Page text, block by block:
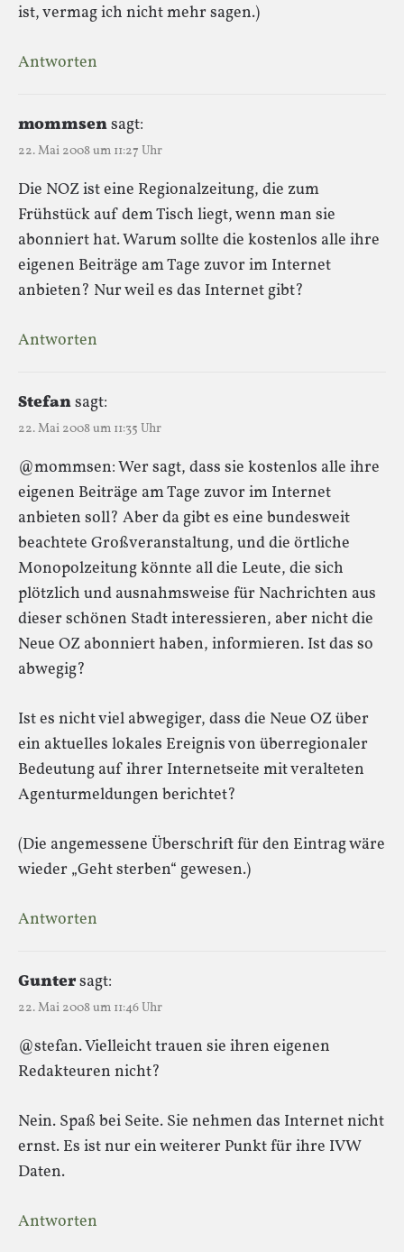
ist, vermag ich nicht mehr sagen.)
Antworten
mommsensagt:
22. Mai 2008 um 11:27 Uhr
Die NOZ ist eine Regionalzeitung, die zum
Frühstück auf dem Tisch liegt, wenn man sie
abonniert hat. Warum sollte die kostenlos alle ihre
eigenen Beiträge am Tage zuvor im Internet
anbieten? Nur weil es das Internet gibt?
Antworten
Stefansagt:
22. Mai 2008 um 11:35 Uhr
@mommsen: Wer sagt, dass sie kostenlos alle ihre
eigenen Beiträge am Tage zuvor im Internet
anbieten soll? Aber da gibt es eine bundesweit
beachtete Großveranstaltung, und die örtliche
Monopolzeitung könnte all die Leute, die sich
plötzlich und ausnahmsweise für Nachrichten aus
dieser schönen Stadt interessieren, aber nicht die
Neue OZ abonniert haben, informieren. Ist das so
abwegig?
Ist es nicht viel abwegiger, dass die Neue OZ über
ein aktuelles lokales Ereignis von überregionaler
Bedeutung auf ihrer Internetseite mit veralteten
Agenturmeldungen berichtet?
(Die angemessene Überschrift für den Eintrag wäre
wieder „Geht sterben“ gewesen.)
Antworten
Guntersagt:
22. Mai 2008 um 11:46 Uhr
@stefan. Vielleicht trauen sie ihren eigenen
Redakteuren nicht?
Nein. Spaß bei Seite. Sie nehmen das Internet nicht
ernst. Es ist nur ein weiterer Punkt für ihre IVW
Daten.
Antworten